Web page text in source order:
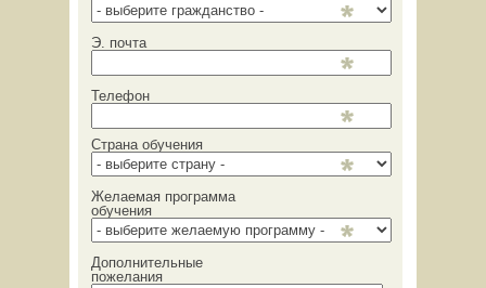
Э. почта
Телефон
Страна обучения
Желаемая программа
обучения
Дополнительные
пожелания